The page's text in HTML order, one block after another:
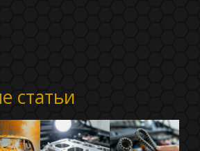
статьи